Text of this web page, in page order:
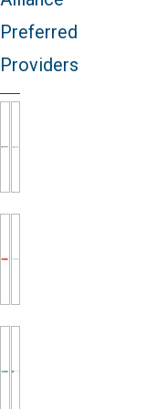
Preferred
Providers